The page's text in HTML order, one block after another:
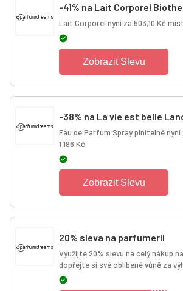
-41% na Lait Corporel
Lait Corporel nyní za 503,10 Kč
Zobrazit Slevu
-38% na La vie est belle
Eau de Parfum Spray plnitelné nyní
1 196 Kč.
Zobrazit Slevu
20% sleva na parfumerii
Využijte 20% slevu na celý nákup
dopřejte si své oblíbené vůně za